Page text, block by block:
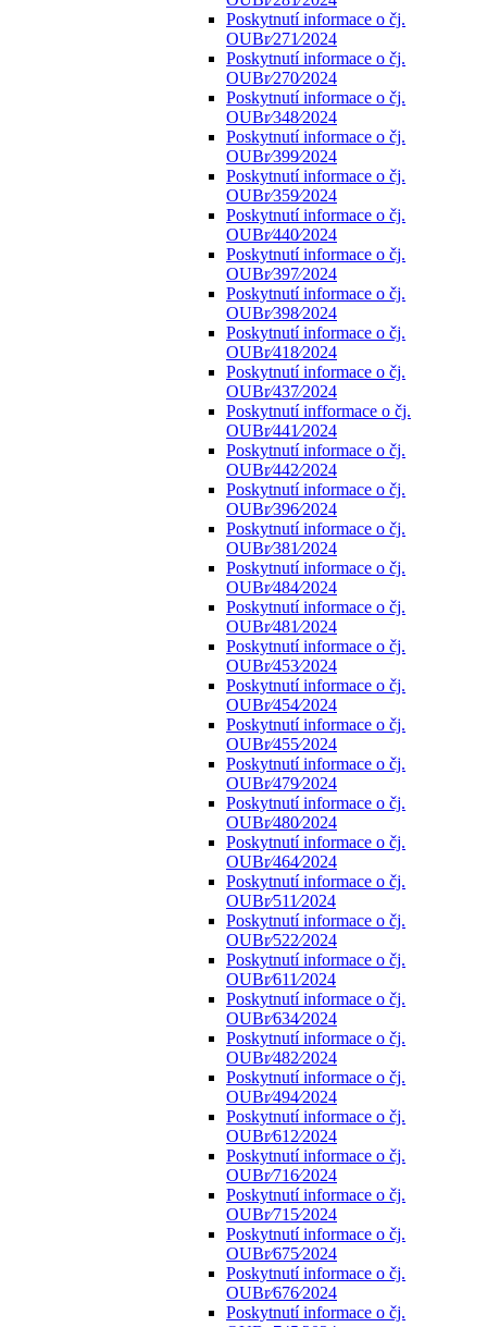
Poskytnutí informace o čj.
OUBr⁄271⁄2024
Poskytnutí informace o čj.
OUBr⁄270⁄2024
Poskytnutí informace o čj.
OUBr⁄348⁄2024
Poskytnutí informace o čj.
OUBr⁄399⁄2024
Poskytnutí informace o čj.
OUBr⁄359⁄2024
Poskytnutí informace o čj.
OUBr⁄440⁄2024
Poskytnutí informace o čj.
OUBr⁄397⁄2024
Poskytnutí informace o čj.
OUBr⁄398⁄2024
Poskytnutí informace o čj.
OUBr⁄418⁄2024
Poskytnutí informace o čj.
OUBr⁄437⁄2024
Poskytnutí infformace o čj.
OUBr⁄441⁄2024
Poskytnutí informace o čj.
OUBr⁄442⁄2024
Poskytnutí informace o čj.
OUBr⁄396⁄2024
Poskytnutí informace o čj.
OUBr⁄381⁄2024
Poskytnutí informace o čj.
OUBr⁄484⁄2024
Poskytnutí informace o čj.
OUBr⁄481⁄2024
Poskytnutí informace o čj.
OUBr⁄453⁄2024
Poskytnutí informace o čj.
OUBr⁄454⁄2024
Poskytnutí informace o čj.
OUBr⁄455⁄2024
Poskytnutí informace o čj.
OUBr⁄479⁄2024
Poskytnutí informace o čj.
OUBr⁄480⁄2024
Poskytnutí informace o čj.
OUBr⁄464⁄2024
Poskytnutí informace o čj.
OUBr⁄511⁄2024
Poskytnutí informace o čj.
OUBr⁄522⁄2024
Poskytnutí informace o čj.
OUBr⁄611⁄2024
Poskytnutí informace o čj.
OUBr⁄634⁄2024
Poskytnutí informace o čj.
OUBr⁄482⁄2024
Poskytnutí informace o čj.
OUBr⁄494⁄2024
Poskytnutí informace o čj.
OUBr⁄612⁄2024
Poskytnutí informace o čj.
OUBr⁄716⁄2024
Poskytnutí informace o čj.
OUBr⁄715⁄2024
Poskytnutí informace o čj.
OUBr⁄675⁄2024
Poskytnutí informace o čj.
OUBr⁄676⁄2024
Poskytnutí informace o čj.